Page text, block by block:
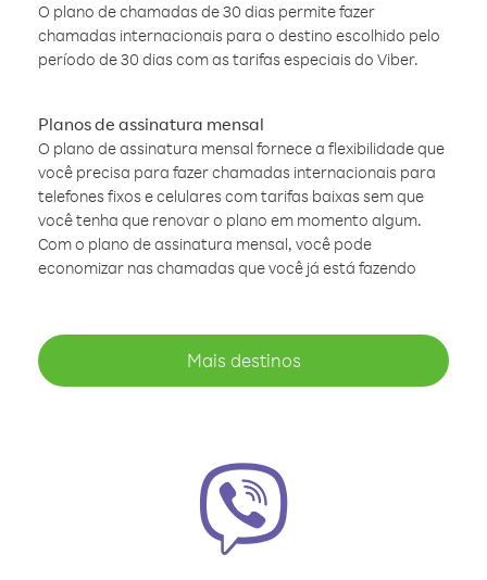
O plano de chamadas de 30 dias permite fazer
chamadas internacionais para o destino escolhido pelo
período de 30 dias com as tarifas especiais do Viber.
Planos de assinatura mensal
O plano de assinatura mensal fornece a flexibilidade que
você precisa para fazer chamadas internacionais para
telefones fixos e celulares com tarifas baixas sem que
você tenha que renovar o plano em momento algum.
Com o plano de assinatura mensal, você pode
economizar nas chamadas que você já está fazendo
Mais destinos